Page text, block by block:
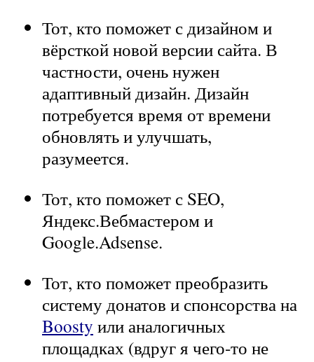
Тот, кто поможет с дизайном и
вёрсткой новой версии сайта. В
частности, очень нужен
адаптивный дизайн. Дизайн
потребуется время от времени
обновлять и улучшать,
разумеется.
Тот, кто поможет с SEO,
Яндекс.Вебмастером и
Google.Adsense.
Тот, кто поможет преобразить
систему донатов и спонсорства на
Boosty или аналогичных
площадках (вдруг я чего-то не